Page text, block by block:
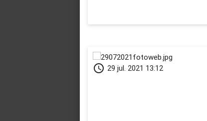
schedule 29 jul. 2021 13:12